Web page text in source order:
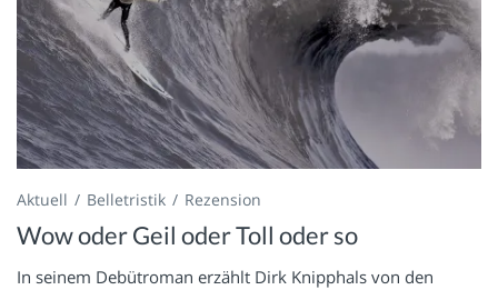
Aktuell Belletristik Rezension
Wow oder Geil oder Toll oder so
In seinem Debütroman erzählt Dirk Knipphals von den